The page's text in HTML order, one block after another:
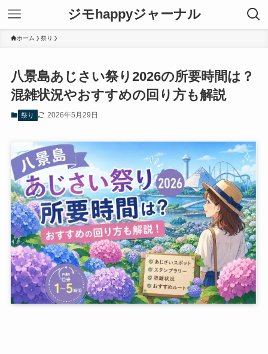
ジモhappyジャーナル
ホーム 祭り
八景島あじさい祭り2026の所要時間は？
混雑状況やおすすめの回り方も解説
祭り 2026年5月29日